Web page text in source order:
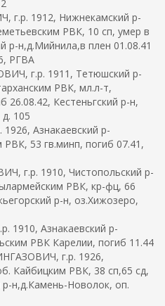
1912, Нижнекамский р-
РВК, 10 сп, умер в
р-н,д.Мийнила,в плен 01.08.41
РГВА
г.р. 1911, Тетюшский р-
РВК, мл.л-т,
26.08.42, Кестеньгский р-н,
105
Азнакаевский р-
53 гв.минп, погиб 07.41,
г.р. 1910, Чистопольский р-
РВК, кр-фц, 66
р-н, оз.Хижозеро,
Азнакаевский р-
РВК Карелии, погиб 11.44
г.р. 1926,
Кайбицким РВК, 38 сп,65 сд,
н,д.Камень-Новолок, оп.